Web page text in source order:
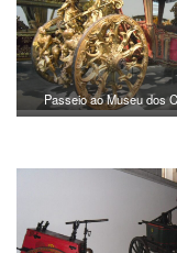
Passeio ao Museu dos